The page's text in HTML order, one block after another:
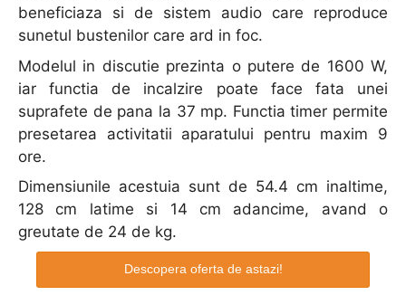
beneficiaza si de sistem audio care reproduce
sunetul bustenilor care ard in foc.
Modelul in discutie prezinta o putere de 1600 W,
iar functia de incalzire poate face fata unei
suprafete de pana la 37 mp. Functia timer permite
presetarea activitatii aparatului pentru maxim 9
ore.
Dimensiunile acestuia sunt de 54.4 cm inaltime,
128 cm latime si 14 cm adancime, avand o
greutate de 24 de kg.
Descopera oferta de astazi!